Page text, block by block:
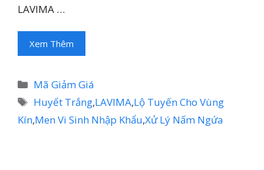
LAVIMA …
Xem Thêm
Danh
mục
Mã Giảm Giá
Thẻ
Huyết Trắng,LAVIMA,Lộ Tuyến Cho Vùng
Kín,Men Vi Sinh Nhập Khẩu,Xử Lý Nấm Ngứa